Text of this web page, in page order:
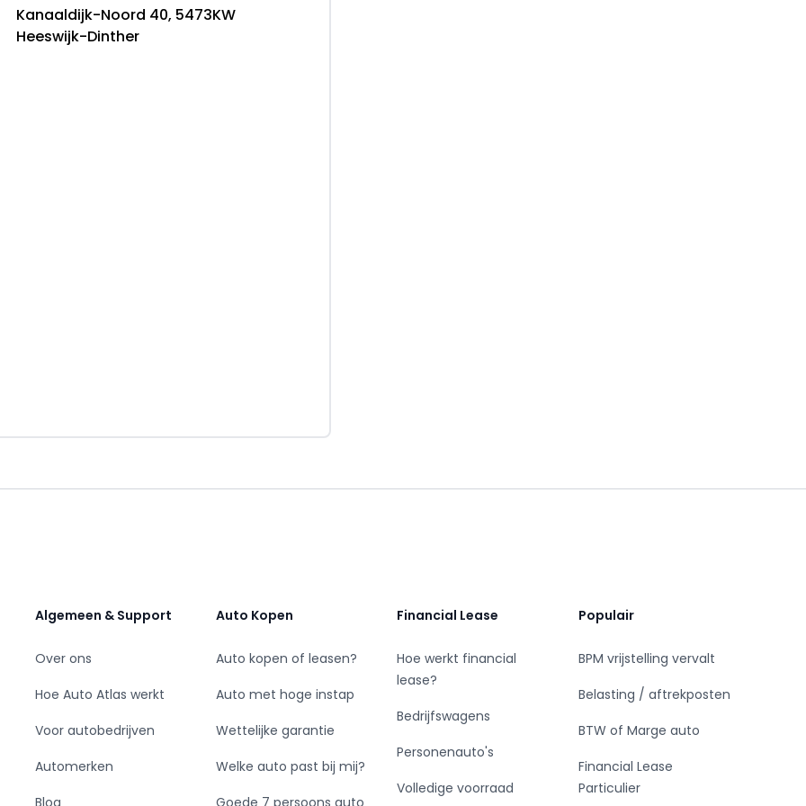
Kanaaldijk-Noord 40, 5473KW
Heeswijk-Dinther
Algemeen & Support
Over ons
Hoe Auto Atlas werkt
Voor autobedrijven
Automerken
Blog
Auto Kopen
Auto kopen of leasen?
Auto met hoge instap
Wettelijke garantie
Welke auto past bij mij?
Goede 7 persoons auto
Financial Lease
Hoe werkt financial
lease?
Bedrijfswagens
Personenauto's
Volledige voorraad
Populair
BPM vrijstelling vervalt
Belasting / aftrekposten
BTW of Marge auto
Financial Lease
Particulier